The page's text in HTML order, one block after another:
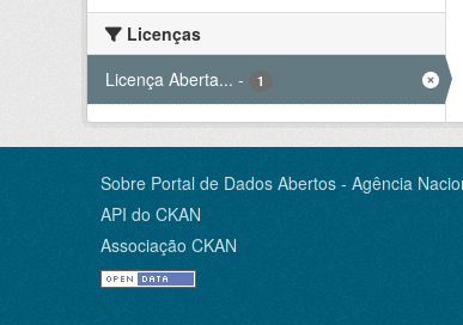
Licenças
Licença Aberta... - 1
Sobre Portal de Dados Abertos - Agência
API do CKAN
Associação CKAN